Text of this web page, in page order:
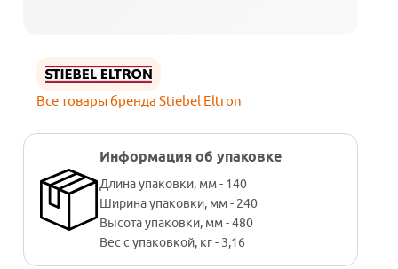
Все товары бренда Stiebel Eltron
Информация об упаковке
Длина упаковки, мм - 140
Ширина упаковки, мм - 240
Высота упаковки, мм - 480
Вес с упаковкой, кг - 3,16